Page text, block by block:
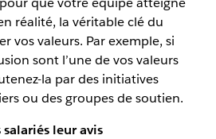
réalité, la véritable clé du
vos valeurs. Par exemple, si
sont l’une de vos valeurs
la par des initiatives
ou des groupes de soutien.
leur avis